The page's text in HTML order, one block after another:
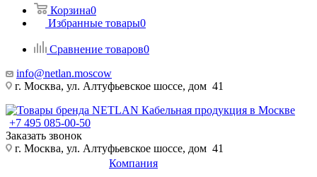
Корзина0
Избранные товары0
Сравнение товаров0
info@netlan.moscow
г. Москва, ул. Алтуфьевское шоссе, дом 41
+7 495 085-00-50
Заказать звонок
г. Москва, ул. Алтуфьевское шоссе, дом 41
Компания